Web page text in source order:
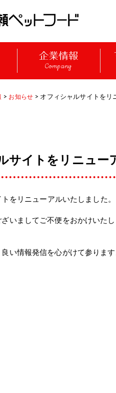
Company
> お知らせ > オフィシャルサイトをリ
サイトをリニュー
をリニューアルいたしました。
いましてご不便をおかけいた
い情報発信を心がけて参ります